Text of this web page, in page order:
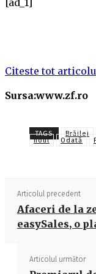
Citeste tot
Sursa:www.zf.ro
TAGS Brăilei
noul
Odată
Articolul precedent
Afaceri de la
easySales, o
Articolul următor